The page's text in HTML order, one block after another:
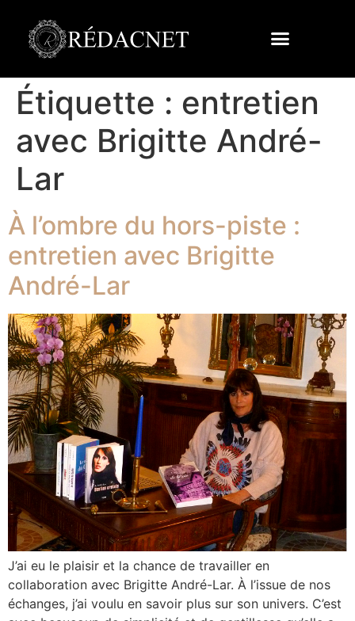
Étiquette : entretien
avec Brigitte André-
Lar
À l’ombre du hors-piste :
entretien avec Brigitte
André-Lar
J’ai eu le plaisir et la chance de travailler en
collaboration avec Brigitte André-Lar. À l’issue de nos
échanges, j’ai voulu en savoir plus sur son univers. C’est